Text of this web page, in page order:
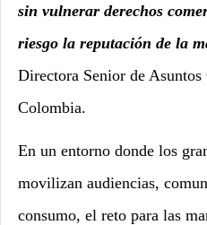
sin vulnerar derechos
riesgo la reputación de la
Directora Senior de
Colombia.
En un entorno donde los
movilizan audiencias,
consumo, el reto para las